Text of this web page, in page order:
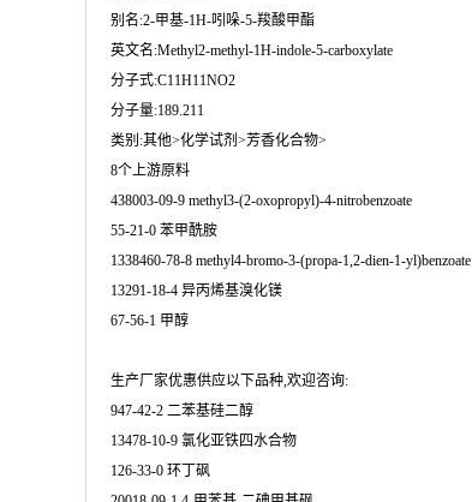
别名:2-甲基-1H-吲哚-5-羧酸甲酯
英文名:Methyl2-methyl-1H-indole-5-carboxylate
分子式:C11H11NO2
分子量:189.211
类别:其他>化学试剂>芳香化合物>
8个上游原料
438003-09-9 methyl3-(2-oxopropyl)-4-nitrobenzoate
55-21-0 苯甲酰胺
1338460-78-8 methyl4-bromo-3-(propa-1,2-dien-1-yl)benzoate
13291-18-4 异丙烯基溴化镁
67-56-1 甲醇
生产厂家优惠供应以下品种,欢迎咨询:
947-42-2 二苯基硅二醇
13478-10-9 氯化亚铁四水合物
126-33-0 环丁砜